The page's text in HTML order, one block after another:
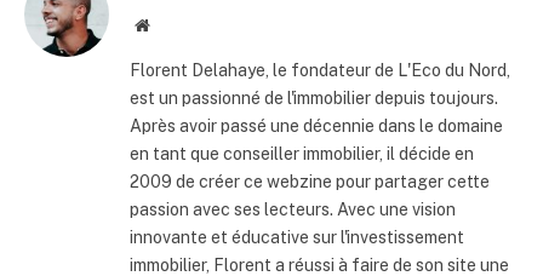
Site
Florent Delahaye, le fondateur de L'Eco du Nord,
est un passionné de l'immobilier depuis toujours.
Après avoir passé une décennie dans le domaine
en tant que conseiller immobilier, il décide en
2009 de créer ce webzine pour partager cette
passion avec ses lecteurs. Avec une vision
innovante et éducative sur l'investissement
immobilier, Florent a réussi à faire de son site une